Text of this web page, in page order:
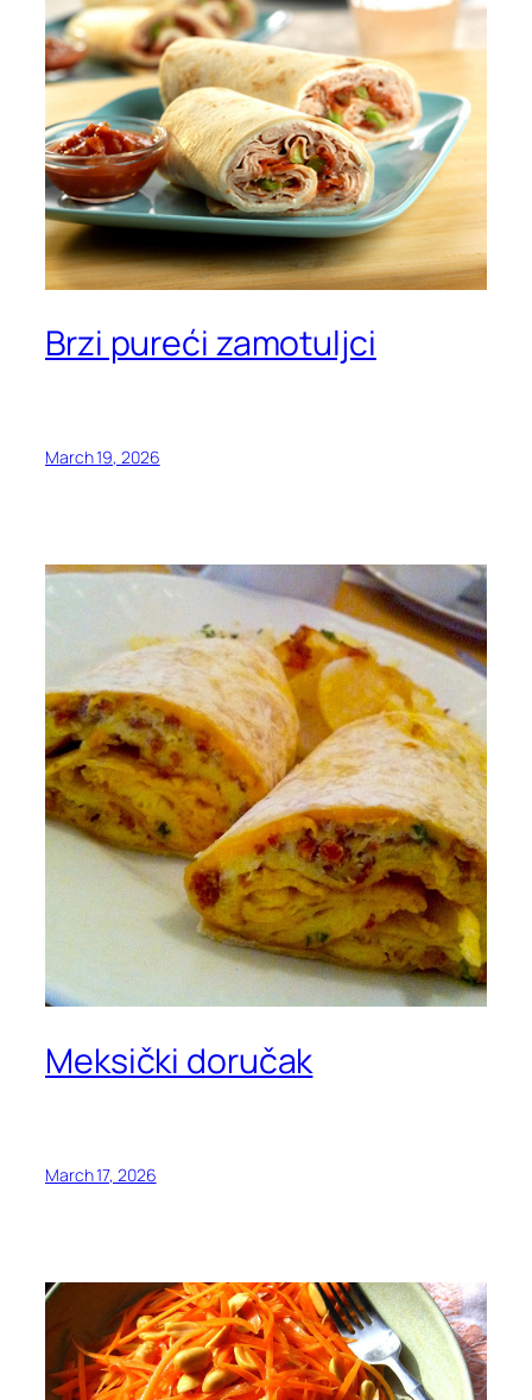
Brzi pureći zamotuljci
March 19, 2026
Meksički doručak
March 17, 2026